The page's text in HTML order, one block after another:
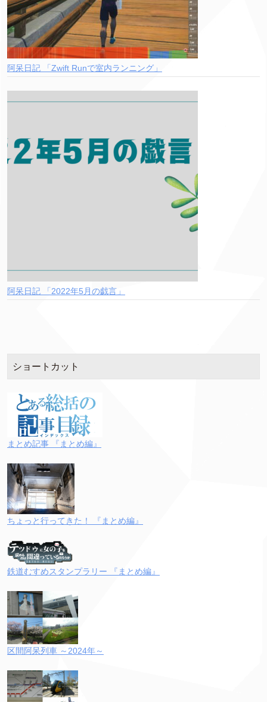
阿呆日記 「Zwift Runで室内ランニング」
阿呆日記 「2022年5月の戯言」
ショートカット
まとめ記事 『まとめ編』
ちょっと行ってきた！ 『まとめ編』
鉄道むすめスタンプラリー 『まとめ編』
区間阿呆列車 ～2024年～